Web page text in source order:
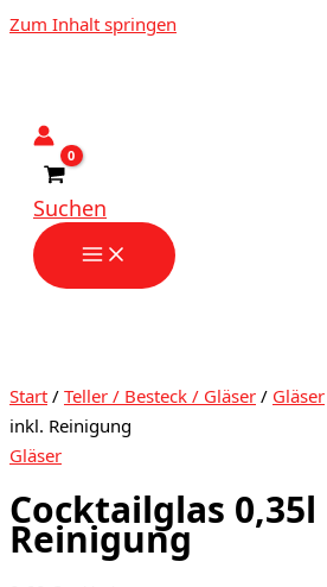
Zum Inhalt springen
Suchen
Start / Teller / Besteck / Gläser / Gläser
inkl. Reinigung
Gläser
Cocktailglas
Reinigung